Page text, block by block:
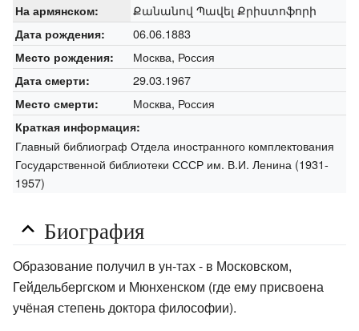
На армянском: Քանանով Պավել Քրիստոֆորի
Дата рождения: 06.06.1883
Место рождения: Москва, Россия
Дата смерти: 29.03.1967
Место смерти: Москва, Россия
Краткая информация:
Главный библиограф Отдела иностранного комплектования
Государственной библиотеки СССР им. В.И. Ленина (1931-
1957)
Биография
Образование получил в ун-тах - в Московском,
Гейдельбергском и Мюнхенском (где ему присвоена
учёная степень доктора философии).